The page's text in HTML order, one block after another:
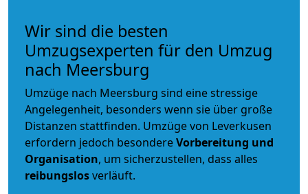
Wir sind die besten
Umzugsexperten für den Umzug
nach Meersburg
Umzüge nach Meersburg sind eine stressige
Angelegenheit, besonders wenn sie über große
Distanzen stattfinden. Umzüge von Leverkusen
erfordern jedoch besondereVorbereitung und
Organisation, um sicherzustellen, dass alles
reibungslosverläuft.